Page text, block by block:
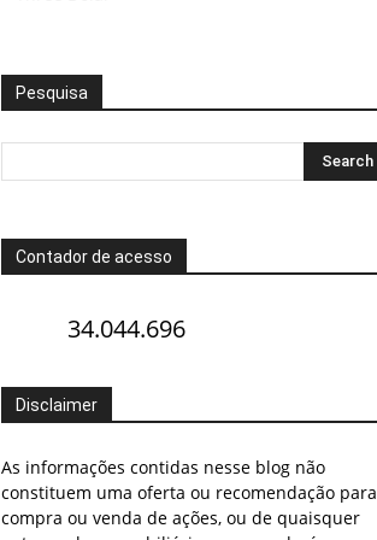
Pesquisa
Contador de acesso
34.044.696
Disclaimer
As informações contidas nesse blog não
constituem uma oferta ou recomendação para
compra ou venda de ações, ou de quaisquer